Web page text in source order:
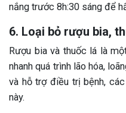
nắng trước 8h:30 sáng để
6. Loại bỏ rượu bia,
Rượu bia và thuốc lá là
nhanh quá trình lão hóa,
và hỗ trợ điều trị bệnh,
này.